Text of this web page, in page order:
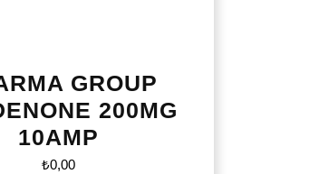
GROUP
200MG
10AMP
₺0,00